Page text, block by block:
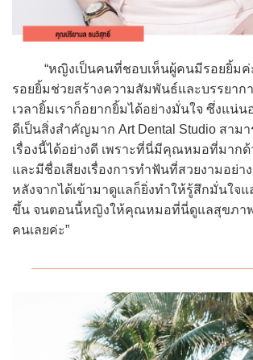
“หญิงเป็นคนที่ชอบเห็นผู้คนมีรอยยิ้มค่ะ
รอยยิ้มช่วยสร้างความสัมพันธ์และบรรยาก
เวลายิ้มเราก็อยากยิ้มได้อย่างมั่นใจ ซึ่งแน่
ดีเป็นสิ่งสำคัญมาก Art Dental Studio สาม
เรื่องนี้ได้อย่างดี เพราะที่นี่มีคุณหมอที่มาก
และมีชื่อเสียงเรื่องการทำฟันที่สวยงามอย่า
หลังจากได้เข้ามาดูแลก็ยิ่งทำให้รู้สึกมั่นใจแ
ขึ้น จนตอนนี้หญิงให้คุณหมอที่นี่ดูแลสุขภา
คนเลยค่ะ”